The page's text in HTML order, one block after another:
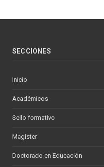
SECCIONES
Inicio
Académicos
Sello formativo
Magíster
Doctorado en Educación